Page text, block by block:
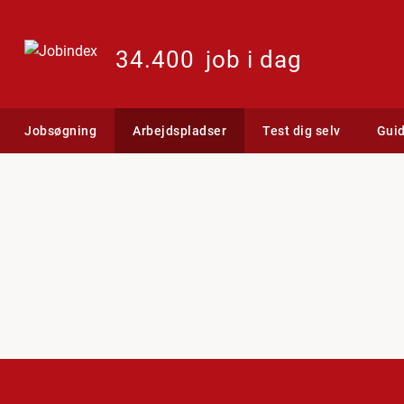
34.400 job i dag
Jobsøgning Arbejdspladser Test dig selv